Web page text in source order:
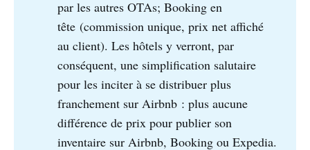
par les autres OTAs; Booking en
tête (commission unique, prix net affiché
au client). Les hôtels y verront, par
conséquent, une simplification salutaire
pour les inciter à se distribuer plus
franchement sur Airbnb : plus aucune
différence de prix pour publier son
inventaire sur Airbnb, Booking ou Expedia.